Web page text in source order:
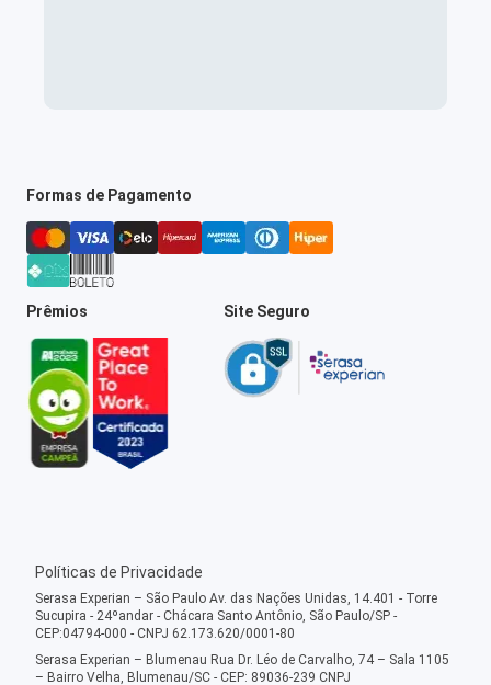
Formas de Pagamento
Prêmios Site Seguro
Políticas de Privacidade
Serasa Experian – São Paulo Av. das Nações Unidas, 14.401 - Torre
Sucupira - 24ºandar - Chácara Santo Antônio, São Paulo/SP -
CEP:04794-000 - CNPJ 62.173.620/0001-80
Serasa Experian – Blumenau Rua Dr. Léo de Carvalho, 74 – Sala 1105
– Bairro Velha, Blumenau/SC - CEP: 89036-239 CNPJ